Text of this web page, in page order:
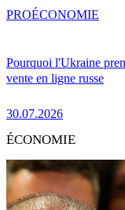
Pourquoi l'Ukraine
vente en ligne russe
30.07.2026
PROÉCONOMIE
ÉCONOMIE